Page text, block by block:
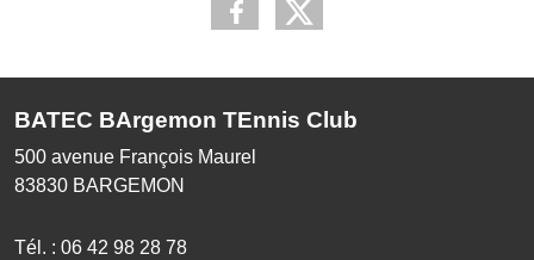
BATEC BArgemon TEnnis Club
500 avenue François Maurel
83830 BARGEMON
Tél. : 06 42 98 28 78